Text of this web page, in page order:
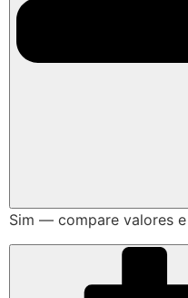
Sim — compare valores